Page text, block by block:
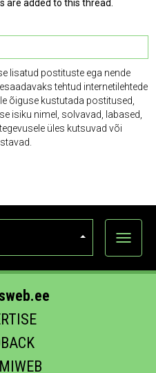
are added to this thread.
lisatud postituste ega nende
tehtud internetilehtede
õiguse kustutada postitused,
isiku nimel, solvavad, labased,
üles kutsuvad või
Show